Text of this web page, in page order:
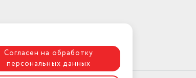
Согласен на обработку
персональных данных